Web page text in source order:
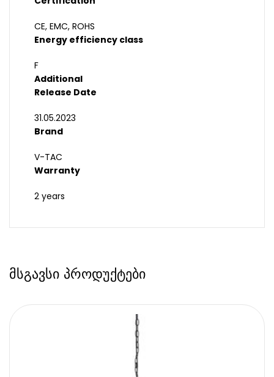
CE, EMC, ROHS
Energy efficiency class
F
Additional
Release Date
31.05.2023
Brand
V-TAC
Warranty
2 years
მსგავსი პროდუქტები